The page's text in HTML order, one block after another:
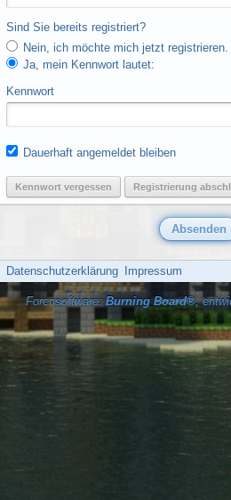
Sind Sie bereits registriert?
Nein, ich möchte mich jetzt registrieren.
Ja, mein Kennwort lautet:
Kennwort
Dauerhaft angemeldet bleiben
Kennwort vergessen Registrierung
Datenschutzerklärung Impressum
Forensoftware: Burning Board®,